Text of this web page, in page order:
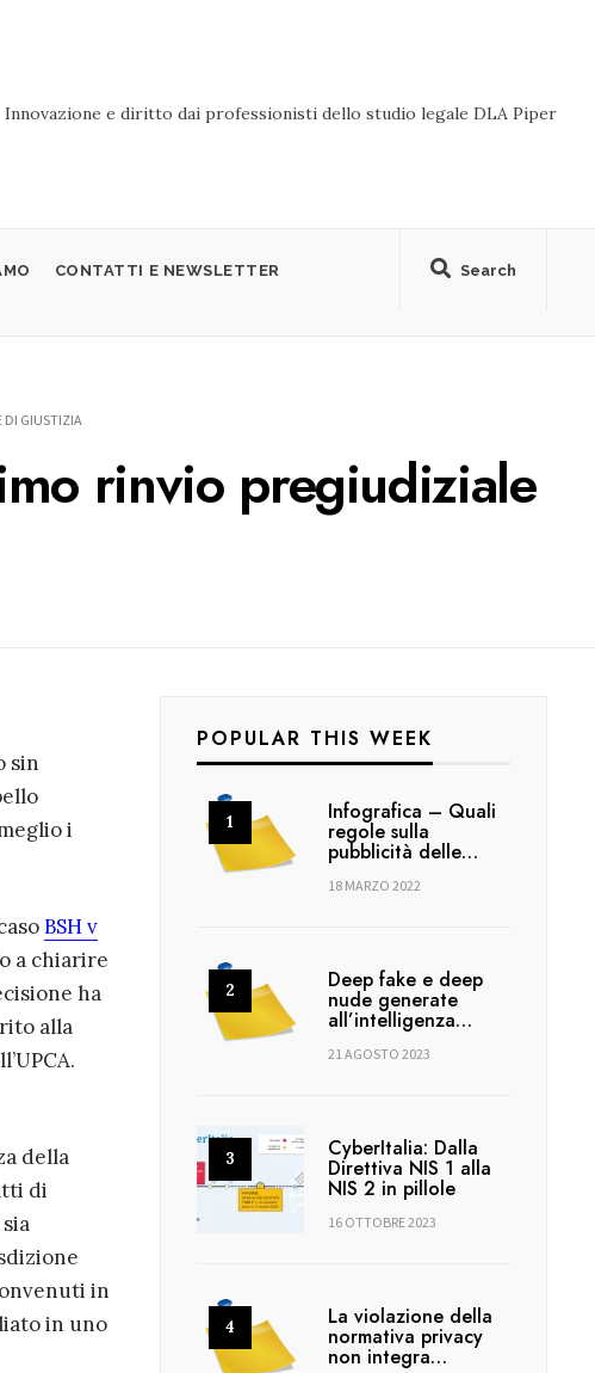
Innovazione e diritto dai professionisti dello studio legale DLA Piper
Search
CONTATTI E NEWSLETTER
DI GIUSTIZIA
rinvio pregiudiziale
sin
i
BSH v
a chiarire
ha
alla
della
di
in
in uno
POPULAR THIS WEEK
Infografica – Quali
regole sulla
pubblicità delle…
18 MARZO 2022
Deep fake e deep
nude generate
all’intelligenza…
21 AGOSTO 2023
CyberItalia: Dalla
Direttiva NIS 1 alla
NIS 2 in pillole
16 OTTOBRE 2023
La violazione della
normativa privacy
non integra…